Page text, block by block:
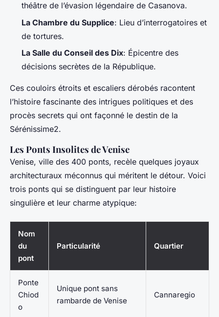
théâtre de l’évasion légendaire de Casanova.
La Chambre du Supplice: Lieu d’interrogatoires et
de tortures.
La Salle du Conseil des Dix: Épicentre des
décisions secrètes de la République.
Ces couloirs étroits et escaliers dérobés racontent
l’histoire fascinante des intrigues politiques et des
procès secrets qui ont façonné le destin de la
Sérénissime2.
Les Ponts Insolites de Venise
Venise, ville des 400 ponts, recèle quelques joyaux
architecturaux méconnus qui méritent le détour. Voici
trois ponts qui se distinguent par leur histoire
singulière et leur charme atypique:
Nom
du
pont
Particularité Quartier
Ponte
Chiod
o
Unique pont sans
rambarde de Venise
Cannaregio